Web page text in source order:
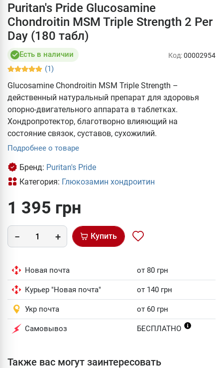
Puritan's Pride Glucosamine
Chondroitin MSM Triple Strength 2 Per
Day (180 табл)
Есть в наличии
(1)
Код:00002954
Glucosamine Chondroitin MSM Triple Strength –
действенный натуральный препарат для здоровья
опорно-двигательного аппарата в таблетках.
Хондропротектор, благотворно влияющий на
состояние связок, суставов, сухожилий.
Подробнее о товаре
Бренд: Puritan's Pride
Категория: Глюкозамин хондроитин
1 395 грн
Купить
Новая почта от 80 грн
Курьер "Новая почта" от 140 грн
Укр почта от 60 грн
Самовывоз БЕСПЛАТНО
Также вас могут заинтересовать